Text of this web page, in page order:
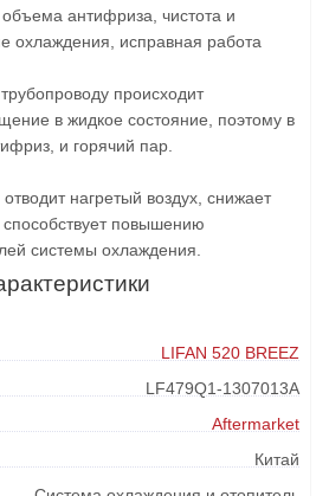
объема антифриза, чистота и
охлаждения, исправная работа
происходит
в жидкое состояние, поэтому в
и горячий пар.
нагретый воздух, снижает
повышению
системы охлаждения.
LIFAN 520 BREEZ
LF479Q1-1307013A
Aftermarket
Китай